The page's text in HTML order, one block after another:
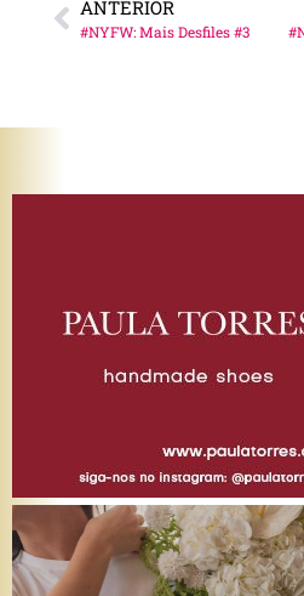
ANTERIOR
#NYFW: Mais Desfiles #3